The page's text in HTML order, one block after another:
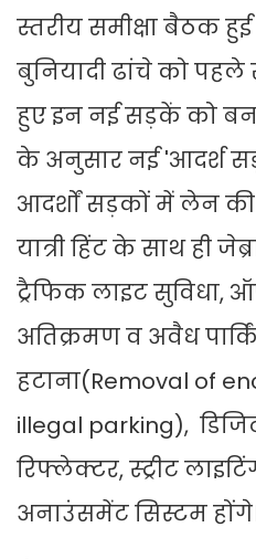
स्तरीय समीक्षा बैठक
बुनियादी ढांचे को पहले
हुए इन नई सड़कें को
के अनुसार नई 'आदर्श
आदर्शों सड़कों में लेन की
यात्री हिंट के साथ ही
ट्रैफिक लाइट सुविधा,
अतिक्रमण व अवैध
हटाना(Removal of
illegal parking),
रिफ्लेक्टर, स्ट्रीट
अनाउंसमेंट सिस्टम